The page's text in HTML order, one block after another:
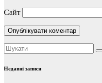
Сайт
Недавні записи